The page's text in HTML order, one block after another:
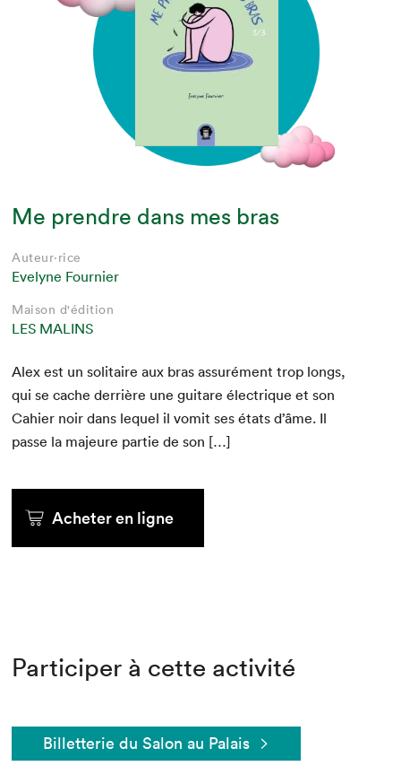
Me prendre dans mes bras
Auteur·rice
Evelyne Fournier
Maison d'édition
LES MALINS
Alex est un soli­taire aux bras assuré­ment trop longs,
qui se cache der­rière une gui­tare élec­trique et son
Cahi­er noir dans lequel il vom­it ses états d’âme. Il
passe la majeure par­tie de son […]
Acheter en ligne
Participer à cette activité
Billetterie du Salon au Palais